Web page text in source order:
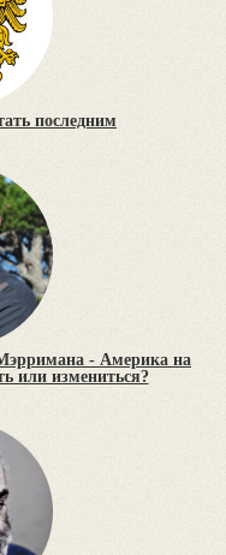
последним
- Америка на
или измениться?